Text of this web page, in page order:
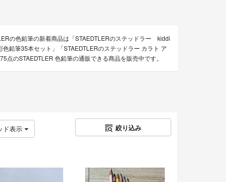
の色鉛筆の新着商品は「STAEDTLERのステッドラー kiddi
鉛筆35本セット」「STAEDTLERのステッドラー カラト ア
のSTAEDTLER 色鉛筆の通販できる商品を販売中です。
ド表示 絞り込み